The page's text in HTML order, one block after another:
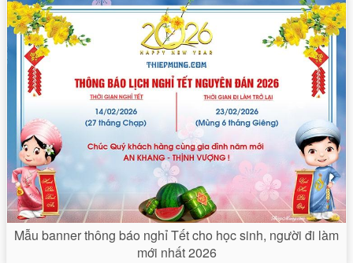
Mẫu banner thông báo nghỉ Tết cho học sinh, người đi làm
mới nhất 2026